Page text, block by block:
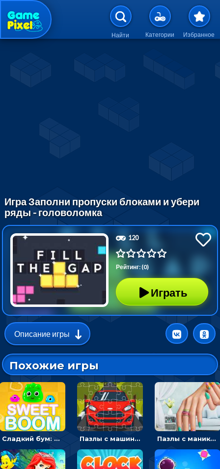
Перейти к основному
Найти Категории Избранное
Игра Заполни пропуски блоками и убери
ряды - головоломка
120
Рейтинг: (0)
Играть
Описание игры
Похожие игры
Сладкий бум: тапнуть, чтобы взорвать желейки - головоломка Пазлы с машинами Форд: собирать картинки и открывать новые Пазлы с маникюром: собери идеальный рисунок для ногтей